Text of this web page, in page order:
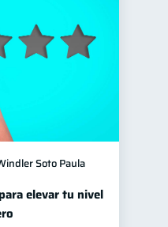
Soto Paula
elevar tu nivel